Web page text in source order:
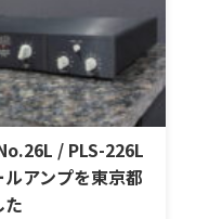
プで、左右チャン
替、ボリューム、
MMフォノ入力、
ポート、外観コン
など付属品の有無
たしました。 買取
メーカー：
ッシュ 型番： ...
/ PLS-226L
アンプを東京都